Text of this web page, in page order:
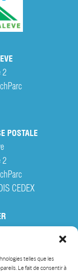
telles que les
Le fait de consentir à
2
POSTALE
2
CEDEX